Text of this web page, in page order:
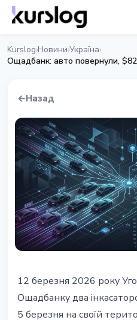
Kurslog›Новини›Україна›
Ощадбанк: авто повернули,
←Назад
Угорщина
Ощадбанку -
12 березня 2026 року
Ощадбанку два
5 березня на своїй